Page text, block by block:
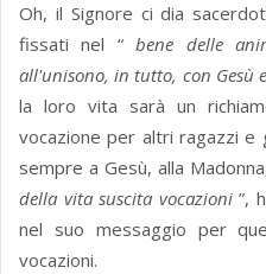
Oh, il Signore ci dia
fissati nel “bene delle
all'unisono, in tutto, con Gesù
la loro vita sarà un
vocazione per altri ragazzi
sempre a Gesù, alla
della vita suscita vocazioni”,
nel suo messaggio per
vocazioni.